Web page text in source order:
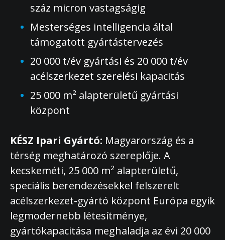
száz micron vastagságig
Mesterséges intelligencia által
támogatott gyártástervezés
20 000 t/év gyártási és 20 000 t/év
acélszerkezet szerelési kapacitás
25 000 m² alapterületű gyártási
központ
KÉSZ Ipari Gyártó: Magyarország és a
térség meghatározó szereplője. A
kecskeméti, 25 000 m² alapterületű,
speciális berendezésekkel felszerelt
acélszerkezet-gyártó központ Európa egyik
legmodernebb létesítménye,
gyártókapacitása meghaladja az évi 20 000